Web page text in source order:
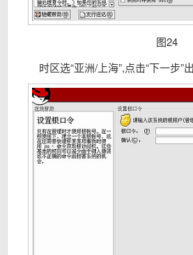
图24
时区选“亚洲/上海”,点击“下一步”